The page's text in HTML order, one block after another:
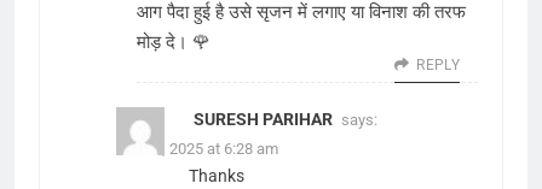
आग पैदा हुई है उसे सृजन में लगाए या विनाश की तरफ
मोड़ दे। 🌹
REPLY
SURESH PARIHAR says:
June 6, 2025 at 6:28 am
Thanks